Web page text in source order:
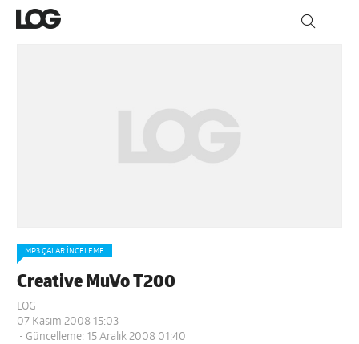
MP3 ÇALAR İNCELEME
Creative MuVo T200
LOG
07 Kasım 2008 15:03
- Güncelleme: 15 Aralık 2008 01:40